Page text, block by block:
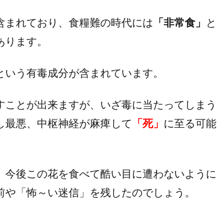
まれており、食糧難の時代には 「非常食」
と
ます。
いう有毒成分が含まれています。
とが出来ますが、いざ毒に当たってしまう
最悪、中枢神経が麻痺して 「死」 に至る可能
後この花を食べて酷い目に遭わないように
「怖～い迷信」を残したのでしょう。